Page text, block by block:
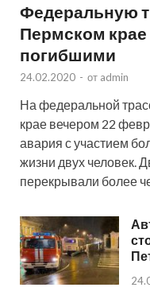
Федеральную
Пермском крае
погибшими
24.02.2020 - от admin
На федеральной
крае вечером 22
авария с участием
жизни двух человек.
перекрывали более